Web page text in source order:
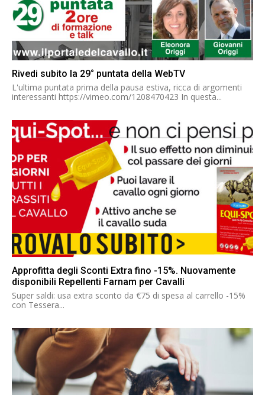
Rivedi subito la 29° puntata della WebTV
L'ultima puntata prima della pausa estiva, ricca di argomenti
interessanti https://vimeo.com/1208470423 In questa...
Approfitta degli Sconti Extra fino -15%. Nuovamente
disponibili Repellenti Farnam per Cavalli
Super saldi: usa extra sconto da €75 di spesa al carrello -15%
con Tessera...